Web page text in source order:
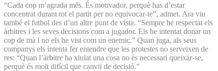
“Cada cop m’agrada més. És motivador, perquè has d’estar
concentrat durant tot el partit per no equivocar-te”, admet. Ara viu
també el futbol des d’un altre punt de vista. “Sempre he respectat els
àrbitres i les seves decisions com a jugador. Els he intentat donar un
cop de mà i no els he vist com un enemic.” Quan juga, als seus
companys els intenta fer entendre que les protestes no serveixen de
res: “Quan l’àrbitre ha xiulat una cosa no és necessari queixar-se,
perquè és molt difícil que canviï de decisió.”